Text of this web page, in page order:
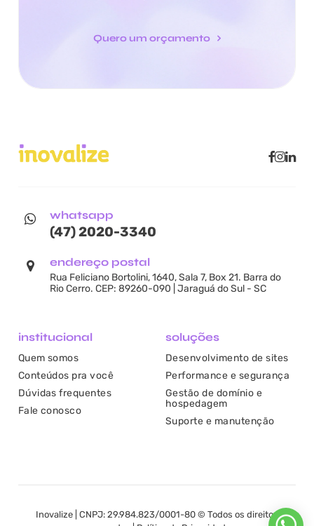
Quero um orçamento
whatsapp
(47) 2020-3340
endereço postal
Rua Feliciano Bortolini, 1640, Sala 7, Box 21. Barra do
Rio Cerro. CEP: 89260-090 | Jaraguá do Sul - SC
institucional
Quem somos
Conteúdos pra você
Dúvidas frequentes
Fale conosco
soluções
Desenvolvimento de sites
Performance e segurança
Gestão de domínio e
hospedagem
Suporte e manutenção
Inovalize | CNPJ: 29.984.823/0001-80 © Todos os direitos